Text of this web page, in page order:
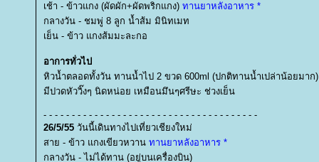
เช้า - ข้าวแกง (ผัดผัก+ผัดพริกแกง) ทานยาหลังอาหาร *
กลางวัน - ชมพู่ 8 ลูก น้ำส้ม มินิทเมท
เย็น - ข้าว แกงส้มมะละกอ
อาการทั่วไป
หิวน้ำตลอดทั้งวัน ทานน้ำไป 2 ขวด 600ml (ปกติทานน้ำเปล่าน้อยมาก)
มีปวดหัววิ๊งๆ นิดหน่อย เหมือนมึนๆศรีษะ ช่วงเย็น
- - - - - - - - - - - - - - - - - - - - - - - - - - - - - - - - - - - - - -
26/5/55 วันนี้เดินทางไปเที่ยวเชียงใหม่
สาย - ข้าว แกงเขียวหวาน ทานยาหลังอาหาร *
กลางวัน - ไม่ได้ทาน (อยู่บนเครื่องบิน)